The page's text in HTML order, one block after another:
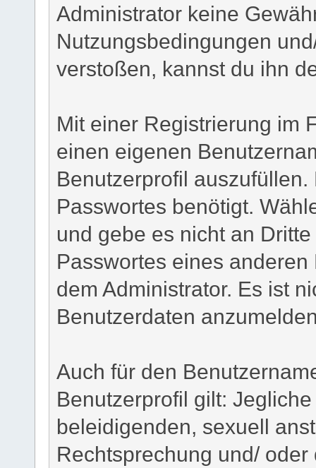
Administrator keine
Nutzungsbedingungen
verstoßen, kannst du ihn
Mit einer Registrierung im
einen eigenen
Benutzerprofil
Passwortes benötigt.
und gebe es nicht an
Passwortes eines
dem Administrator. Es ist
Benutzerdaten
Auch für den
Benutzerprofil gilt:
beleidigenden, sexuell
Rechtsprechung und/